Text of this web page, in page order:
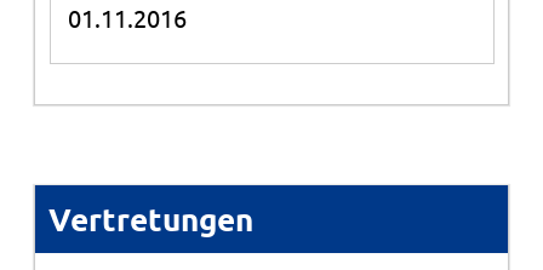
01.11.2016
Vertretungen